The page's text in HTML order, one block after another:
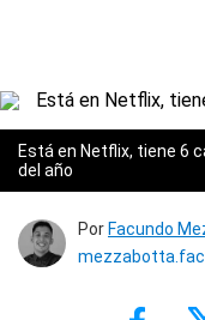
Está en Netflix, tiene 6
del año
Por Facundo